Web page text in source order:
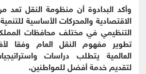
وأكد البدادوة أن منظومة النقل
الاقتصادية والمحركات الأساسية
التنظيمي في مختلف محافظات
تطوير مفهوم النقل العام وفقا
العالمية يتطلب دراسات
لتقديم خدمة أفضل للمواطنين.